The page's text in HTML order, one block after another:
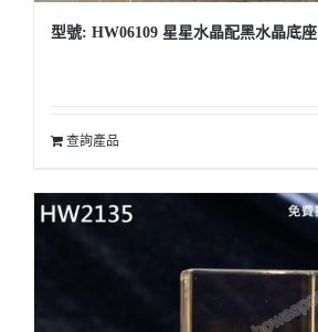
型號: HW06109 星星水晶配黑水晶底座
查詢產品